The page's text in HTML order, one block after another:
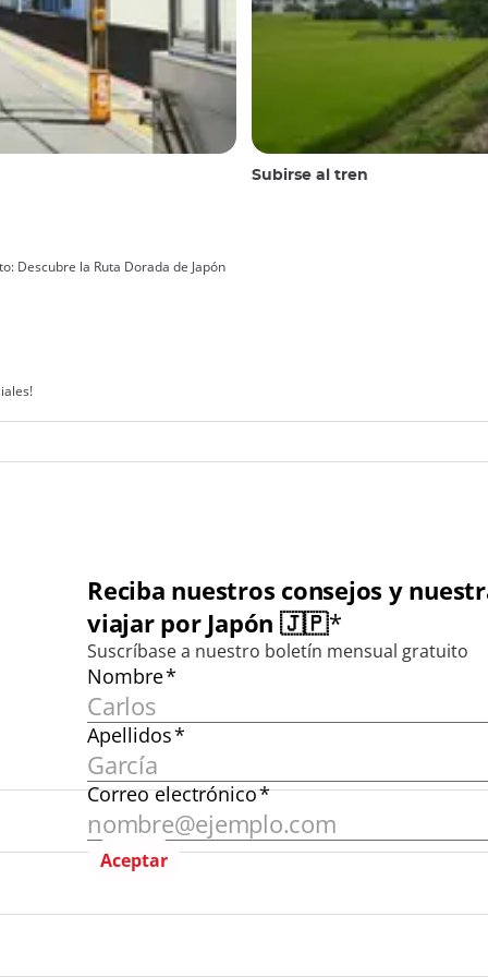
Subirse al tren
Descubre la Ruta Dorada de Japón